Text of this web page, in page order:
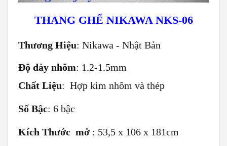
THANG GHẾ NIKAWA NKS-06
Thương Hiệu: Nikawa - Nhật Bản
Độ dày nhôm: 1.2-1.5mm
Chất Liệu: Hợp kim nhôm và thép
Số Bậc: 6 bậc
Kích Thước mở : 53,5 x 106 x 181cm